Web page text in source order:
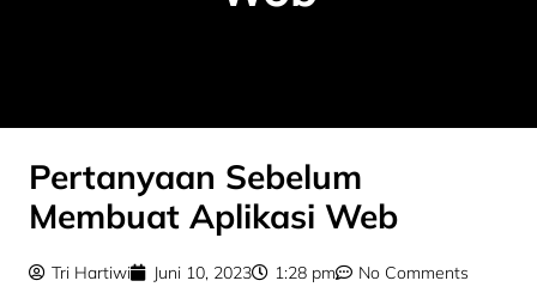
Pertanyaan Sebelum
Membuat Aplikasi Web
Tri Hartiwi Juni 10, 2023 1:28 pm No Comments